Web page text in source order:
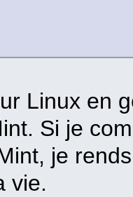
Linux en
Si je
je
vie.